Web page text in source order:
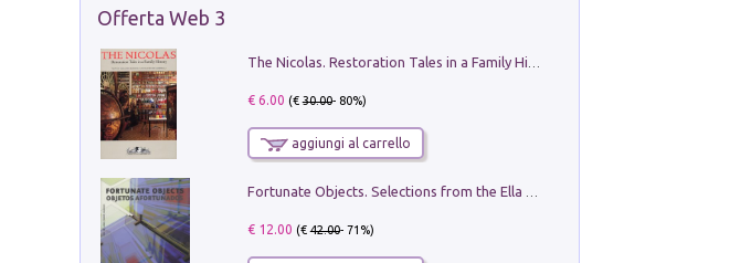
Offerta Web 3
€ 6.00 (€30.00- 80%)
aggiungi al carrello
€ 12.00 (€42.00- 71%)